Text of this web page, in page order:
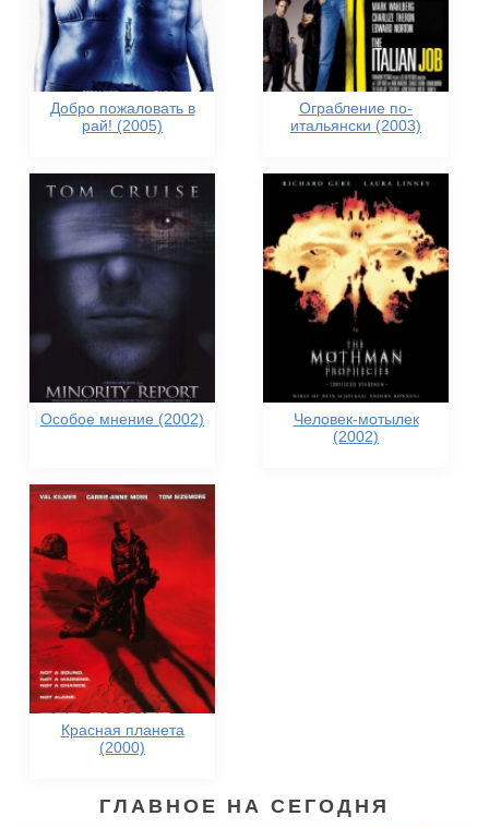
Добро пожаловать в
рай! (2005)
Ограбление по-
итальянски (2003)
Особое мнение (2002)
Человек-мотылек
(2002)
Красная планета
(2000)
ГЛАВНОЕ НА СЕГОДНЯ